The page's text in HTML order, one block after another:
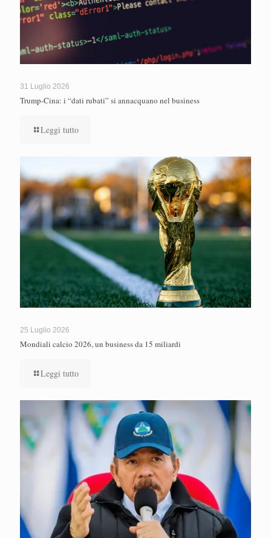
31 Luglio 2026
Trump-Cina: i “dati rubati” si annacquano nel business
Leggi tutto
25 Luglio 2026
Mondiali calcio 2026, un business da 15 miliardi
Leggi tutto